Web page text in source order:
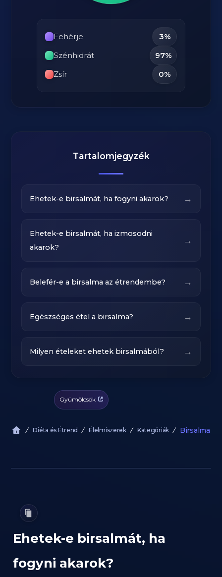
Fehérje
3%
Szénhidrát
97%
Zsír
0%
Tartalomjegyzék
Ehetek-e birsalmát, ha fogyni akarok? →
Ehetek-e birsalmát, ha izmosodni
akarok?
→
Belefér-e a birsalma az étrendembe? →
Egészséges étel a birsalma? →
Milyen ételeket ehetek birsalmából? →
Gyümölcsök
Diéta és Étrend Élelmiszerek Kategóriák Birsalma
Ehetek-e birsalmát, ha
fogyni akarok?